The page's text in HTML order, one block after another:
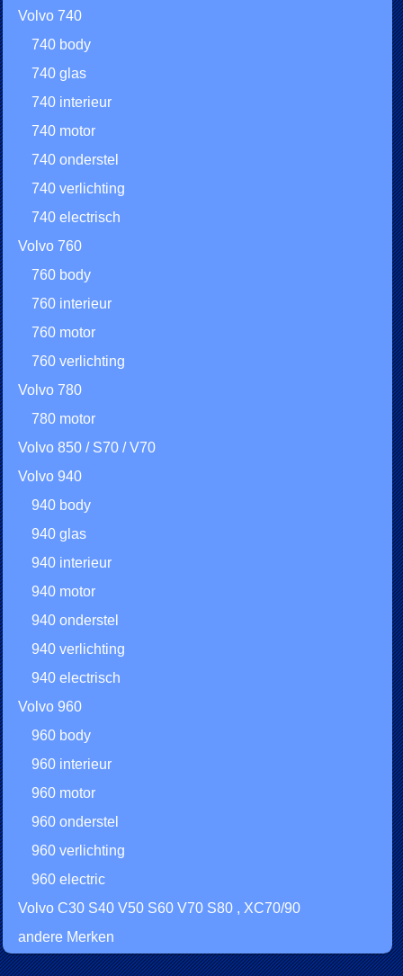
Volvo 740
740 body
740 glas
740 interieur
740 motor
740 onderstel
740 verlichting
740 electrisch
Volvo 760
760 body
760 interieur
760 motor
760 verlichting
Volvo 780
780 motor
Volvo 850 / S70 / V70
Volvo 940
940 body
940 glas
940 interieur
940 motor
940 onderstel
940 verlichting
940 electrisch
Volvo 960
960 body
960 interieur
960 motor
960 onderstel
960 verlichting
960 electric
Volvo C30 S40 V50 S60 V70 S80 , XC70/90
andere Merken